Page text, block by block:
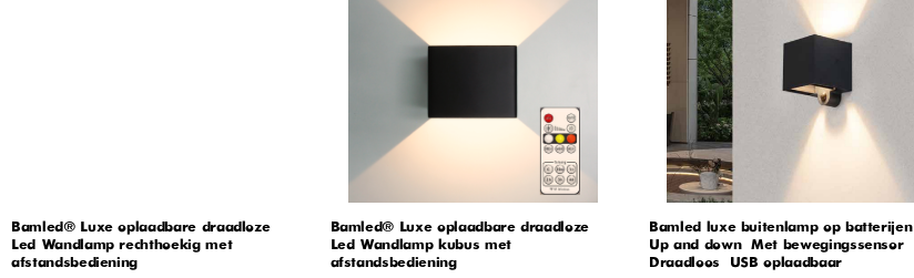
Bamled® Luxe oplaadbare draadloze
Led Wandlamp rechthoekig met
afstandsbediening
Bamled® Luxe oplaadbare draadloze
Led Wandlamp kubus met
afstandsbediening
Bamled luxe buitenlamp op batterijen –
Up and down – Met bewegingssensor –
Draadloos – USB oplaadbaar